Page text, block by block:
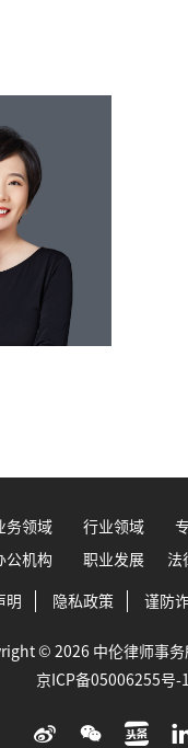
务领域 行业领域
公机构 职业发展 法
明 隐私政策 谨防
© 2026 中伦律师事务
京ICP备05006255号-1